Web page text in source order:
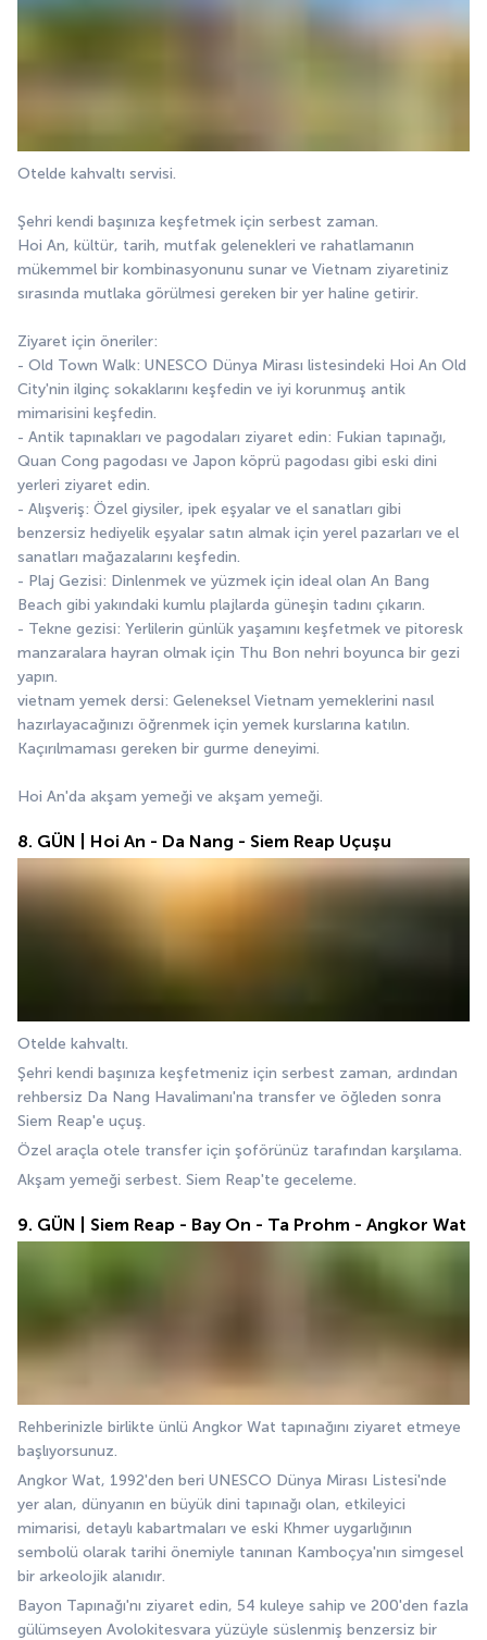
Otelde kahvaltı servisi.
Şehri kendi başınıza keşfetmek için serbest zaman.
Hoi An, kültür, tarih, mutfak gelenekleri ve rahatlamanın
mükemmel bir kombinasyonunu sunar ve Vietnam ziyaretiniz
sırasında mutlaka görülmesi gereken bir yer haline getirir.
Ziyaret için öneriler:
- Old Town Walk: UNESCO Dünya Mirası listesindeki Hoi An Old
City'nin ilginç sokaklarını keşfedin ve iyi korunmuş antik
mimarisini keşfedin.
- Antik tapınakları ve pagodaları ziyaret edin: Fukian tapınağı,
Quan Cong pagodası ve Japon köprü pagodası gibi eski dini
yerleri ziyaret edin.
- Alışveriş: Özel giysiler, ipek eşyalar ve el sanatları gibi
benzersiz hediyelik eşyalar satın almak için yerel pazarları ve el
sanatları mağazalarını keşfedin.
- Plaj Gezisi: Dinlenmek ve yüzmek için ideal olan An Bang
Beach gibi yakındaki kumlu plajlarda güneşin tadını çıkarın.
- Tekne gezisi: Yerlilerin günlük yaşamını keşfetmek ve pitoresk
manzaralara hayran olmak için Thu Bon nehri boyunca bir gezi
yapın.
vietnam yemek dersi: Geleneksel Vietnam yemeklerini nasıl
hazırlayacağınızı öğrenmek için yemek kurslarına katılın.
Kaçırılmaması gereken bir gurme deneyimi.
Hoi An'da akşam yemeği ve akşam yemeği.
8. GÜN | Hoi An - Da Nang - Siem Reap Uçuşu
Otelde kahvaltı.
Şehri kendi başınıza keşfetmeniz için serbest zaman, ardından
rehbersiz Da Nang Havalimanı'na transfer ve öğleden sonra
Siem Reap'e uçuş.
Özel araçla otele transfer için şoförünüz tarafından karşılama.
Akşam yemeği serbest. Siem Reap'te geceleme.
9. GÜN | Siem Reap - Bay On - Ta Prohm - Angkor Wat
Rehberinizle birlikte ünlü Angkor Wat tapınağını ziyaret etmeye
başlıyorsunuz.
Angkor Wat, 1992'den beri UNESCO Dünya Mirası Listesi'nde
yer alan, dünyanın en büyük dini tapınağı olan, etkileyici
mimarisi, detaylı kabartmaları ve eski Khmer uygarlığının
sembolü olarak tarihi önemiyle tanınan Kamboçya'nın simgesel
bir arkeolojik alanıdır.
Bayon Tapınağı'nı ziyaret edin, 54 kuleye sahip ve 200'den fazla
gülümseyen Avolokitesvara yüzüyle süslenmiş benzersiz bir